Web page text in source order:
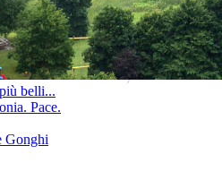
belli...
Pace.
Gonghi